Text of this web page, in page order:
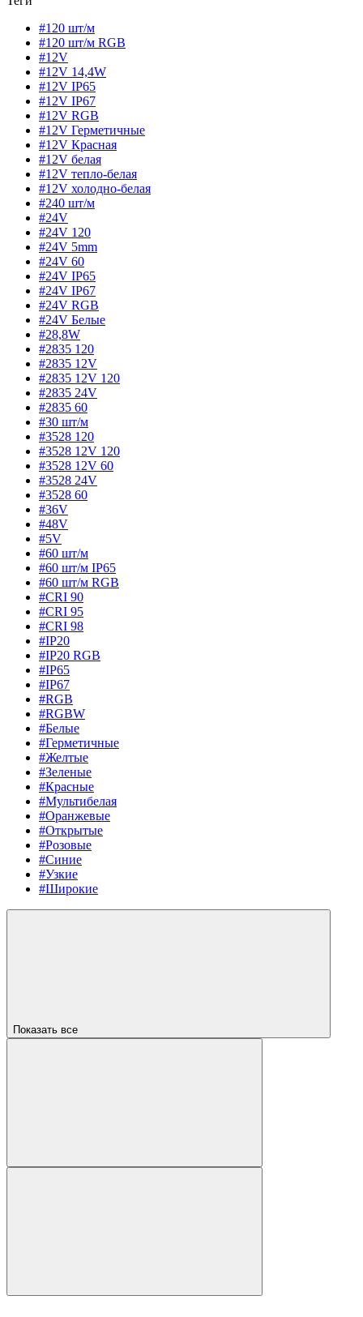
#120 шт/м
#120 шт/м RGB
#12V
#12V 14,4W
#12V IP65
#12V IP67
#12V RGB
#12V Герметичные
#12V Красная
#12V белая
#12V тепло-белая
#12V холодно-белая
#240 шт/м
#24V
#24V 120
#24V 5mm
#24V 60
#24V IP65
#24V IP67
#24V RGB
#24V Белые
#28,8W
#2835 120
#2835 12V
#2835 12V 120
#2835 24V
#2835 60
#30 шт/м
#3528 120
#3528 12V 120
#3528 12V 60
#3528 24V
#3528 60
#36V
#48V
#5V
#60 шт/м
#60 шт/м IP65
#60 шт/м RGB
#CRI 90
#CRI 95
#CRI 98
#IP20
#IP20 RGB
#IP65
#IP67
#RGB
#RGBW
#Белые
#Герметичные
#Желтые
#Зеленые
#Красные
#Мультибелая
#Оранжевые
#Открытые
#Розовые
#Синие
#Узкие
#Широкие
Показать все